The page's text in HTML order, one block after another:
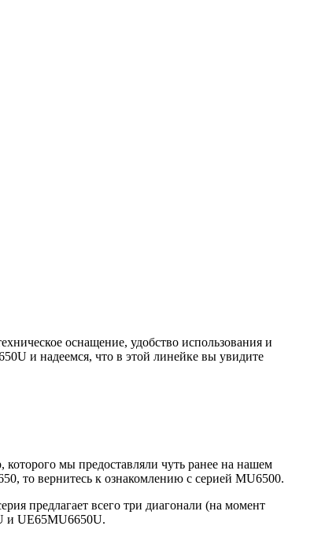
оснащение, удобство использования и
и надеемся, что в этой линейке вы увидите
которого мы предоставляли чуть ранее на нашем
то вернитесь к ознакомлению с серией MU6500.
предлагает всего три диагонали (на момент
и UE65MU6650U.